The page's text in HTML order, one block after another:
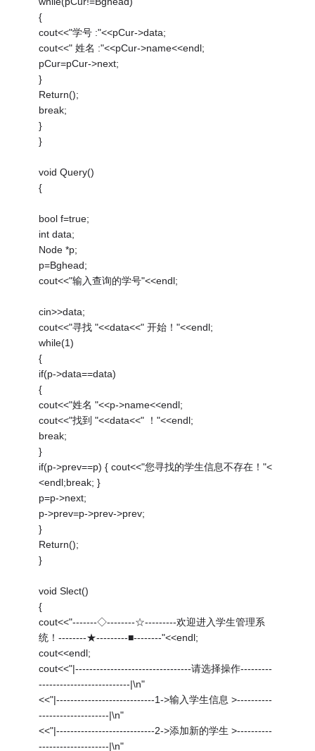
{
cout<<"学号 :"<<pCur->data;
cout<<" 姓名 :"<<pCur->name<<endl;
pCur=pCur->next;
}
Return();
break;
}
}
void Query()
{
bool f=true;
int data;
Node *p;
p=Bghead;
cout<<"输入查询的学号"<<endl;
cin>>data;
cout<<"寻找 "<<data<<" 开始！"<<endl;
while(1)
{
if(p->data==data)
{
cout<<"姓名 "<<p->name<<endl;
cout<<"找到 "<<data<<" ！"<<endl;
break;
}
if(p->prev==p) { cout<<"您寻找的学生信息不存在！"<
<endl;break; }
p=p->next;
p->prev=p->prev->prev;
}
Return();
}
void Slect()
{
cout<<"-------◇--------☆---------欢迎进入学生管理系
统！--------★---------■--------"<<endl;
cout<<endl;
cout<<"|---------------------------------请选择操作---------
--------------------------|\n"
<<"|----------------------------1->输入学生信息 >----------
--------------------|\n"
<<"|----------------------------2->添加新的学生 >----------
--------------------|\n"